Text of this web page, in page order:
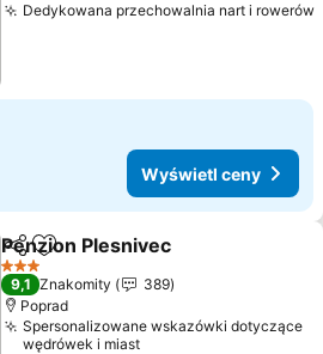
Dedykowana przechowalnia nart i rowerów
Wyświetl ceny
UdostępnijDodaj do ulubionych
Penzion Plesnivec
3 Kategoria
9,1 Znakomity
389
Poprad
Spersonalizowane wskazówki dotyczące
wędrówek i miast